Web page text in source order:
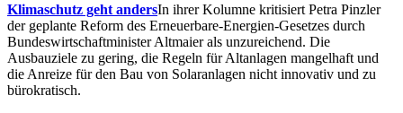
Klimaschutz geht andersIn ihrer Kolumne kritisiert Petra Pinzler
der geplante Reform des Erneuerbare-Energien-Gesetzes durch
Bundeswirtschaftminister Altmaier als unzureichend. Die
Ausbauziele zu gering, die Regeln für Altanlagen mangelhaft und
die Anreize für den Bau von Solaranlagen nicht innovativ und zu
bürokratisch.